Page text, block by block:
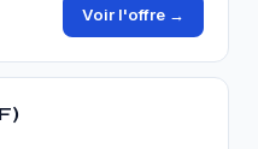
Voir l'offre →